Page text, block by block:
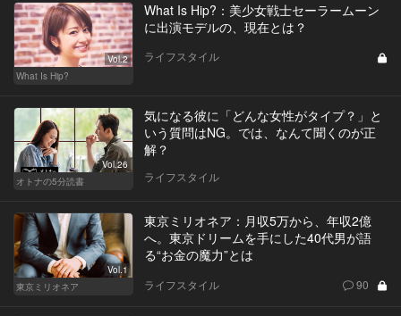
Vol.2
What Is Hip?
What Is Hip?：美少女戦士セーラームーン
に出演モデルの、現在とは？
ライフスタイル
Vol.26
オトナの5分読書
気になる彼に「どんな女性がタイプ？」と
いう質問はNG。では、なんて聞くのが正
解？
ライフスタイル
Vol.1
東京ミリオネア
東京ミリオネア：月収5万から、年収2億
へ。東京ドリームを手にした40代男が語
る“お金の魔力”とは
ライフスタイル 90